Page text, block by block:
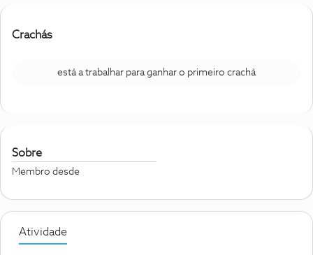
Crachás
está a trabalhar para ganhar o primeiro crachá
Sobre
Membro desde
Atividade